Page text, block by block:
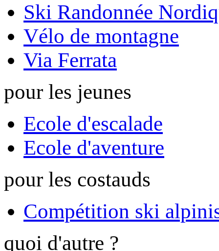
Ski Randonnée
Vélo de montagne
Via Ferrata
pour les jeunes
Ecole d'escalade
Ecole d'aventure
pour les costauds
Compétition ski
quoi d'autre ?